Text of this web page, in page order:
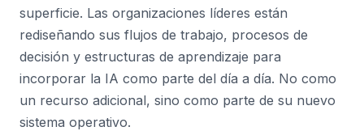
superficie. Las organizaciones líderes están
rediseñando sus flujos de trabajo, procesos de
decisión y estructuras de aprendizaje para
incorporar la IA como parte del día a día. No como
un recurso adicional, sino como parte de su nuevo
sistema operativo.